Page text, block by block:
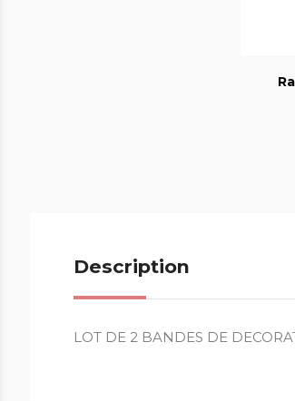
Description
LOT DE 2 BANDES DE